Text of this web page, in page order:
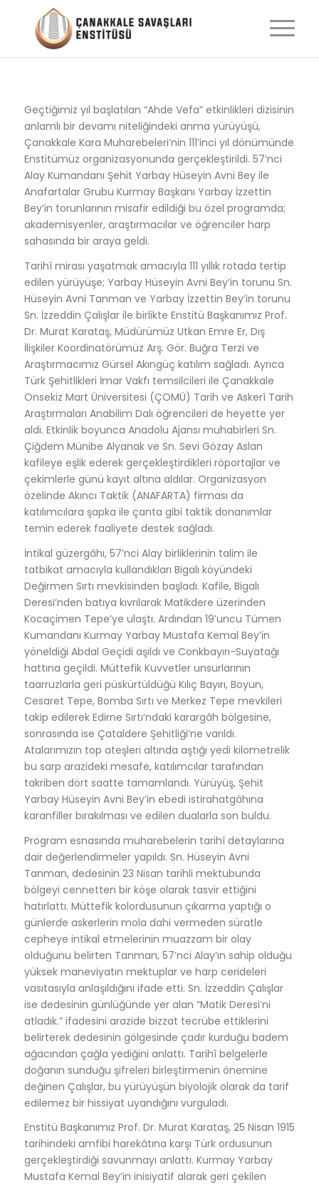
Geçtiğimiz yıl başlatılan “Ahde Vefa” etkinlikleri dizisinin
anlamlı bir devamı niteliğindeki anma yürüyüşü,
Çanakkale Kara Muharebeleri’nin 111’inci yıl dönümünde
Enstitümüz organizasyonunda gerçekleştirildi. 57’nci
Alay Kumandanı Şehit Yarbay Hüseyin Avni Bey ile
Anafartalar Grubu Kurmay Başkanı Yarbay İzzettin
Bey’in torunlarının misafir edildiği bu özel programda;
akademisyenler, araştırmacılar ve öğrenciler harp
sahasında bir araya geldi.
Tarihî mirası yaşatmak amacıyla 111 yıllık rotada tertip
edilen yürüyüşe; Yarbay Hüseyin Avni Bey’in torunu Sn.
Hüseyin Avni Tanman ve Yarbay İzzettin Bey’in torunu
Sn. İzzeddin Çalışlar ile birlikte Enstitü Başkanımız Prof.
Dr. Murat Karataş, Müdürümüz Utkan Emre Er, Dış
İlişkiler Koordinatörümüz Arş. Gör. Buğra Terzi ve
Araştırmacımız Gürsel Akıngüç katılım sağladı. Ayrıca
Türk Şehitlikleri İmar Vakfı temsilcileri ile Çanakkale
Onsekiz Mart Üniversitesi (ÇOMÜ) Tarih ve Askerî Tarih
Araştırmaları Anabilim Dalı öğrencileri de heyette yer
aldı. Etkinlik boyunca Anadolu Ajansı muhabirleri Sn.
Çiğdem Münibe Alyanak ve Sn. Sevi Gözay Aslan
kafileye eşlik ederek gerçekleştirdikleri röportajlar ve
çekimlerle günü kayıt altına aldılar. Organizasyon
özelinde Akıncı Taktik (ANAFARTA) firması da
katılımcılara şapka ile çanta gibi taktik donanımlar
temin ederek faaliyete destek sağladı.
İntikal güzergâhı, 57’nci Alay birliklerinin talim ile
tatbikat amacıyla kullandıkları Bigalı köyündeki
Değirmen Sırtı mevkisinden başladı. Kafile, Bigalı
Deresi’nden batıya kıvrılarak Matikdere üzerinden
Kocaçimen Tepe’ye ulaştı. Ardından 19’uncu Tümen
Kumandanı Kurmay Yarbay Mustafa Kemal Bey’in
yöneldiği Abdal Geçidi aşıldı ve Conkbayırı-Suyatağı
hattına geçildi. Müttefik Kuvvetler unsurlarının
taarruzlarla geri püskürtüldüğü Kılıç Bayırı, Boyun,
Cesaret Tepe, Bomba Sırtı ve Merkez Tepe mevkileri
takip edilerek Edirne Sırtı’ndaki karargâh bölgesine,
sonrasında ise Çataldere Şehitliği’ne varıldı.
Atalarımızın top ateşleri altında aştığı yedi kilometrelik
bu sarp arazideki mesafe, katılımcılar tarafından
takriben dört saatte tamamlandı. Yürüyüş, Şehit
Yarbay Hüseyin Avni Bey’in ebedi istirahatgâhına
karanfiller bırakılması ve edilen dualarla son buldu.
Program esnasında muharebelerin tarihî detaylarına
dair değerlendirmeler yapıldı. Sn. Hüseyin Avni
Tanman, dedesinin 23 Nisan tarihli mektubunda
bölgeyi cennetten bir köşe olarak tasvir ettiğini
hatırlattı. Müttefik kolordusunun çıkarma yaptığı o
günlerde askerlerin mola dahi vermeden süratle
cepheye intikal etmelerinin muazzam bir olay
olduğunu belirten Tanman, 57’nci Alay’ın sahip olduğu
yüksek maneviyatın mektuplar ve harp cerideleri
vasıtasıyla anlaşıldığını ifade etti. Sn. İzzeddin Çalışlar
ise dedesinin günlüğünde yer alan “Matik Deresi’ni
atladık.” ifadesini arazide bizzat tecrübe ettiklerini
belirterek dedesinin gölgesinde çadır kurduğu badem
ağacından çağla yediğini anlattı. Tarihî belgelerle
doğanın sunduğu şifreleri birleştirmenin önemine
değinen Çalışlar, bu yürüyüşün biyolojik olarak da tarif
edilemez bir hissiyat uyandığını vurguladı.
Enstitü Başkanımız Prof. Dr. Murat Karataş, 25 Nisan 1915
tarihindeki amfibi harekâtına karşı Türk ordusunun
gerçekleştirdiği savunmayı anlattı. Kurmay Yarbay
Mustafa Kemal Bey’in inisiyatif alarak geri çekilen